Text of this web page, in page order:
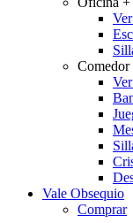
Comedor
Vale Obsequio
Comprar